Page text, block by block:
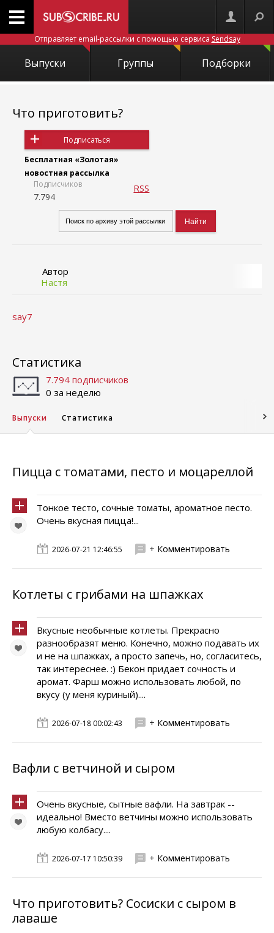
Отправляет email-рассылки с помощью сервиса Sendsay
Выпуски Группы Подборки
Что приготовить?
Подписаться
Бесплатная «Золотая»
новостная рассылка
Подписчиков
7.794
RSS
Автор
Настя
say7
Статистика
7.794 подписчиков
0 за неделю
Выпуски Статистика
Пицца с томатами, песто и моцареллой
Тонкое тесто, сочные томаты, ароматное песто.
Очень вкусная пицца!...
2026-07-21 12:46:55 + Комментировать
Котлеты с грибами на шпажках
Вкусные необычные котлеты. Прекрасно
разнообразят меню. Конечно, можно подавать их
и не на шпажках, а просто запечь, но, согласитесь,
так интереснее. :) Бекон придает сочность и
аромат. Фарш можно использовать любой, по
вкусу (у меня куриный)....
2026-07-18 00:02:43 + Комментировать
Вафли с ветчиной и сыром
Очень вкусные, сытные вафли. На завтрак --
идеально! Вместо ветчины можно использовать
любую колбасу....
2026-07-17 10:50:39 + Комментировать
Что приготовить? Сосиски с сыром в
лаваше